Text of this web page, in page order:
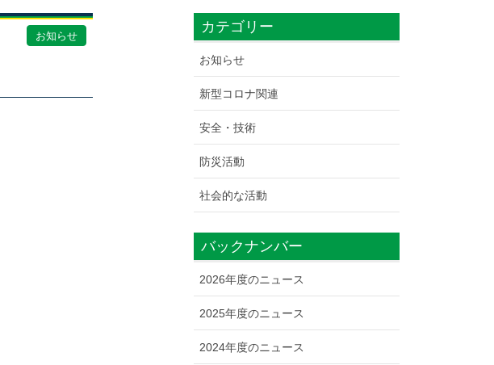
お知らせ
カテゴリー
お知らせ
新型コロナ関連
安全・技術
防災活動
社会的な活動
バックナンバー
2026年度のニュース
2025年度のニュース
2024年度のニュース